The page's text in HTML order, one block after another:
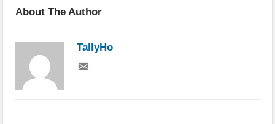
About The Author
TallyHo